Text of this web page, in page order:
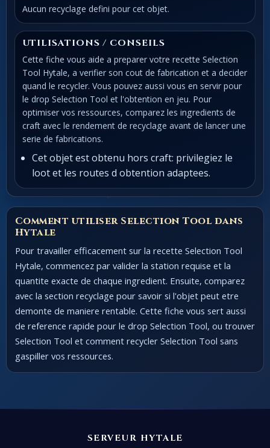
Aucun recyclage defini pour cet objet.
UTILISATIONS / CONSEILS
Cette fiche vous aide a preparer votre recette Selection
Tool Hytale, a verifier son cout de fabrication et a decider
quand le recycler. Vous pouvez aussi vous en servir pour
le drop Selection Tool et l'obtention en jeu. Pour
optimiser vos ressources, comparez les ingredients de
craft avec le rendement de recyclage avant de lancer une
serie de fabrications.
Cet objet est obtenu hors craft: privilegiez le
loot et les routes d obtention adaptees.
Comment utiliser Selection Tool dans
Hytale
Pour travailler efficacement sur la recette Selection Tool
Hytale, commencez par valider la station requise et la
quantite exacte de chaque ingredient. Ensuite, comparez
avec la section recyclage pour savoir si l'objet peut etre
demonte de maniere rentable. Cette fiche vous sert aussi
de reference rapide pour le drop Selection Tool, ou trouver
Selection Tool et comment recycler Selection Tool sans
gaspiller vos ressources.
SERVEUR HYTALE